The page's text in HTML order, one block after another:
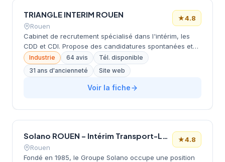
TRIANGLE INTERIM ROUEN
Rouen
★4.8
Cabinet de recrutement spécialisé dans l'intérim, les
CDD et CDI. Propose des candidatures spontanées et
gère un vivier d'intérimaires. Offres visibles dans les
secteurs de l'industrie et logistique. Note Google
excellente (4.8/5 avec 64 avis).
Industrie 64 avis
Tél. disponible
31 ans d'ancienneté
Site web
Voir la fiche
Solano ROUEN – Intérim Transport-Logistique-Travaux publics
Rouen
★4.8
Fondé en 1985, le Groupe Solano occupe une position